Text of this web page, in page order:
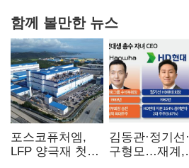
함께 볼만한 뉴스
포스코퓨처엠,
LFP 양극재 첫
김동관·정기선·
구형모…재계,